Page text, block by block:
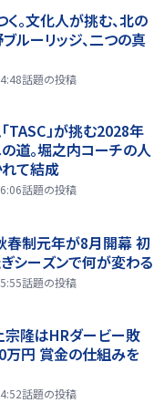
く。文化人が挑む、北の
ブルーリッジ、二つの真
話題の投稿
TASC」が挑む2028年
道。堀之内コーチの人
て結成
話題の投稿
秋春制元年が8月開幕 初
シーズンで何が変わる
話題の投稿
宗隆はHRダービー敗
万円 賞金の仕組みを
話題の投稿